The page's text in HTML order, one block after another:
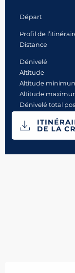
Départ
Profil de
Distance
Dénivelé
Altitude
Altitude
Altitude
Dénivelé total
DE LA